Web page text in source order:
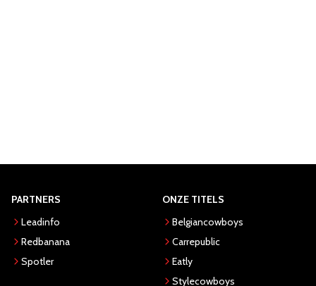
PARTNERS
Leadinfo
Redbanana
Spotler
ONZE TITELS
Belgiancowboys
Carrepublic
Eatly
Stylecowboys